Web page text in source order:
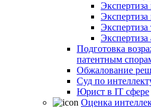
Экспертиза
Экспертиза
Подготовка
патентным
Обжалование
Суд по
Юрист в IT сфере
Оценка